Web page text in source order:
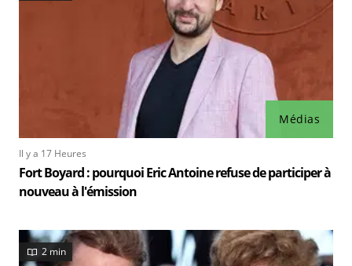
Médias
Il y a 17 Heures
Fort Boyard : pourquoi Eric Antoine refuse de participer à
nouveau à l'émission
2 min